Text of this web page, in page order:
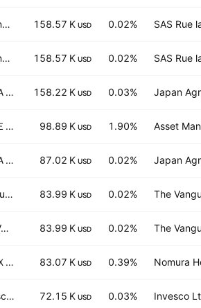
Amundi Japan TOPIX II UCITS ETF -Dist EUR- 158.57 K USD 0.02% SAS Rue
Amundi Japan TOPIX II UCITS ETF -Daily Hedged to EUR - Dist- 158.57 K USD 0.02% SAS Rue
ＮＺＡＭ ４００ 158.22 K USD 0.03% Japan
ＯＮＥ・中小型 98.89 K USD 1.90% Asset
ＮＺＡＭ カーボン 87.02 K USD 0.02% Japan
Vanguard ESG Developed Asia Pacific All Cap UCITS ETF Accum USD-Acc 83.99 K USD 0.02% The
Vanguard ESG Developed Asia Pacific All Cap UCITS ETF USD 83.99 K USD 0.02% The
ＮＥＸＴ ＦＵＮＤＳ 機械（ＴＯＰＩＸ－１７）上場投信 83.07 K USD 0.39% Nomura
Invesco JPX-Nikkei 400 UCITS ETF 72.15 K USD 0.03% Invesco